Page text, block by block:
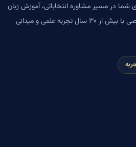
شما در مسیر مشاوره انتخاباتی، آموزش زبان
بدن، فنون مذاکره و برندسازی شخصی با بیش از ۳۰ سال تجربه علمی و میدانی